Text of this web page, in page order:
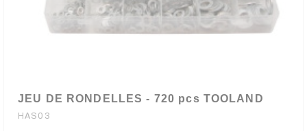
JEU DE RONDELLES - 720 pcs TOOLAND
HAS03